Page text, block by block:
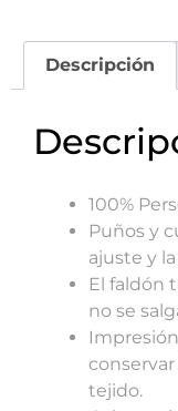
Descripción
100%
Puños y
ajuste y
El faldón
no se
tejido.